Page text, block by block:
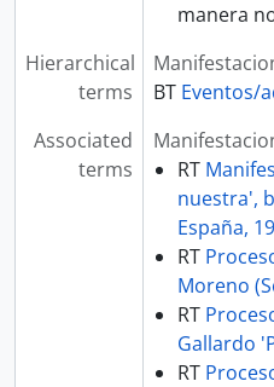
manera
Hierarchical
terms
BT Eventos/
Associated
terms
RT
nuestra',
España,
RT
Moreno
RT
Gallardo
RT